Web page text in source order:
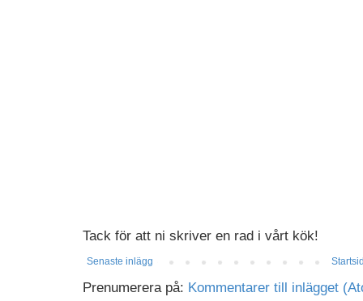
Tack för att ni skriver en rad i vårt kök!
Senaste inlägg
Prenumerera på: Kommentarer till inlägget